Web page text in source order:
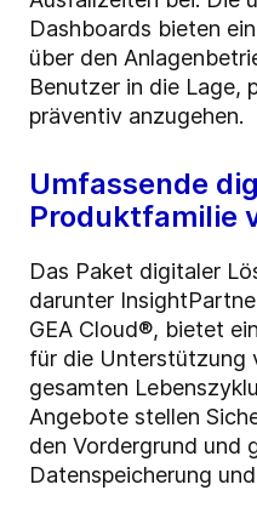
Dashboards bieten
über den
Benutzer in die Lage,
präventiv anzugehen.
Umfassende
Produktfamilie
Das Paket digitaler
darunter
GEA Cloud®, bietet
für die Unterstützung
gesamten
Angebote stellen
den Vordergrund und
Datenspeicherung